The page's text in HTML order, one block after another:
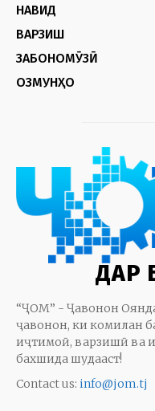
НАВИД
ВАРЗИШ
ЗАБОНОМӮЗӢ
ОЗМУНҲО
ДАР
“ҶОМ” - Ҷавонон
ҷавонон, ки комилан
иҷтимоӣ, варзишӣ ва
бахшида шудааст!
Contact us: info@jom.tj